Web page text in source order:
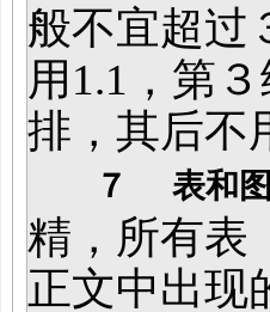
般不宜超过
用1.1，第
排，其后不
７ 表和图
精，所有表
正文中出现